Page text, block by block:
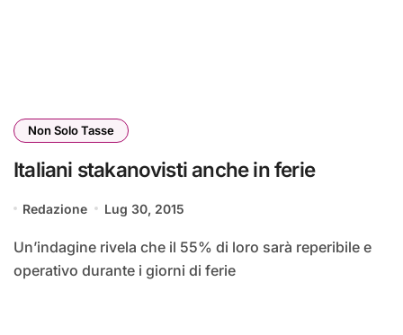
Non Solo Tasse
Italiani stakanovisti anche in ferie
Redazione Lug 30, 2015
Un’indagine rivela che il 55% di loro sarà reperibile e
operativo durante i giorni di ferie